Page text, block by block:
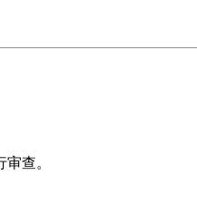
查。